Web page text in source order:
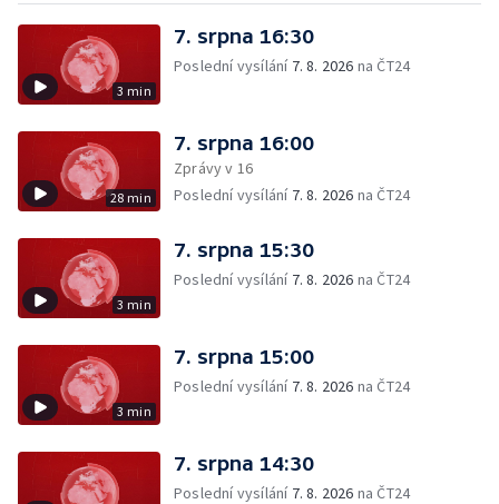
3 min
7. srpna 16:30
Poslední vysílání 7. 8. 2026 na ČT24
28 min
7. srpna 16:00
Zprávy v 16
Poslední vysílání 7. 8. 2026 na ČT24
3 min
7. srpna 15:30
Poslední vysílání 7. 8. 2026 na ČT24
3 min
7. srpna 15:00
Poslední vysílání 7. 8. 2026 na ČT24
7. srpna 14:30
Poslední vysílání 7. 8. 2026 na ČT24